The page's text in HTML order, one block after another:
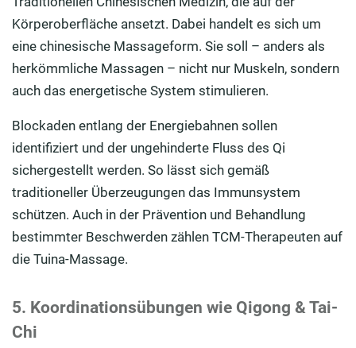
Körperoberfläche ansetzt. Dabei handelt es sich um
eine chinesische Massageform. Sie soll – anders als
herkömmliche Massagen – nicht nur Muskeln, sondern
auch das energetische System stimulieren.
Blockaden entlang der Energiebahnen sollen
identifiziert und der ungehinderte Fluss des Qi
sichergestellt werden. So lässt sich gemäß
traditioneller Überzeugungen das Immunsystem
schützen. Auch in der Prävention und Behandlung
bestimmter Beschwerden zählen TCM-Therapeuten auf
die Tuina-Massage.
5. Koordinationsübungen wie Qigong & Tai-
Chi